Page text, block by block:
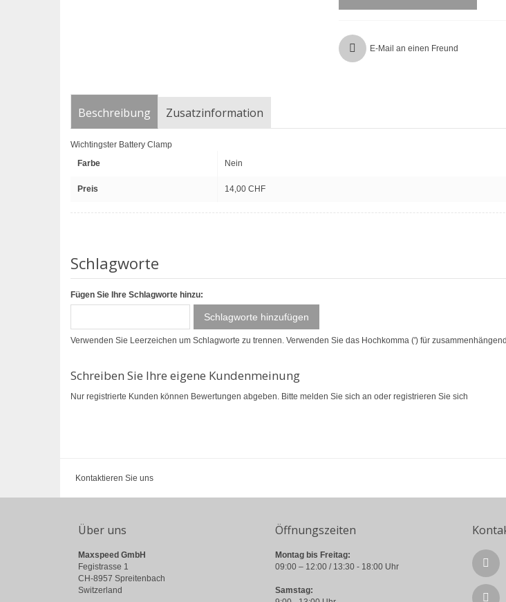
E-Mail an einen Freund
Beschreibung Zusatzinformation
Wichtingster Battery Clamp
Farbe
Nein
Preis 14,00 CHF
Schlagworte
Fügen Sie Ihre Schlagworte hinzu:
Schlagworte hinzufügen
Verwenden Sie Leerzeichen um Schlagworte zu trennen. Verwenden Sie das Hochkomma (') für
Schreiben Sie Ihre eigene Kundenmeinung
Nur registrierte Kunden können Bewertungen abgeben. Bittemelden Sie sich an oderregistrieren Sie sich
Kontaktieren Sie uns
Über uns
Maxspeed GmbH
Fegistrasse 1
CH-8957 Spreitenbach
Switzerland
Öffnungszeiten
Montag bis Freitag:
09:00 – 12:00 / 13:30 - 18:00 Uhr
Samstag: